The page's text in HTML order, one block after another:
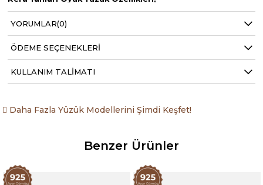
925 Ayar Gümüş
22k Gold Kaplama
YORUMLAR(0)
ÖDEME SEÇENEKLERI
KULLANIM TALIMATI
Daha Fazla Yüzük Modellerini Şimdi Keşfet!
Benzer Ürünler